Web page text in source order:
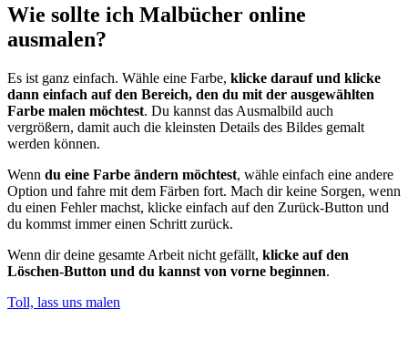
Wie sollte ich Malbücher online
ausmalen?
Es ist ganz einfach. Wähle eine Farbe, klicke darauf und klicke
dann einfach auf den Bereich, den du mit der ausgewählten
Farbe malen möchtest. Du kannst das Ausmalbild auch
vergrößern, damit auch die kleinsten Details des Bildes gemalt
werden können.
Wenn du eine Farbe ändern möchtest, wähle einfach eine andere
Option und fahre mit dem Färben fort. Mach dir keine Sorgen, wenn
du einen Fehler machst, klicke einfach auf den Zurück-Button und
du kommst immer einen Schritt zurück.
Wenn dir deine gesamte Arbeit nicht gefällt, klicke auf den
Löschen-Button und du kannst von vorne beginnen.
Toll, lass uns malen